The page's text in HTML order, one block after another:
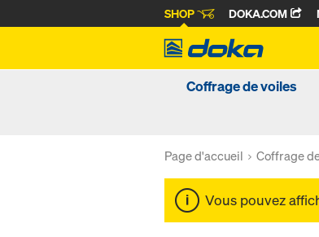
SHOP DOKA.COM
Coffrage de voiles
Page d'accueil Coffrage
Vous pouvez